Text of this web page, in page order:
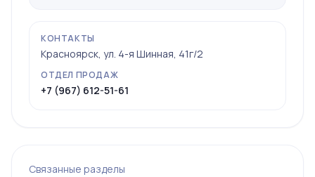
КОНТАКТЫ
Красноярск, ул. 4-я Шинная, 41г/2
ОТДЕЛ ПРОДАЖ
+7 (967) 612-51-61
Связанные разделы